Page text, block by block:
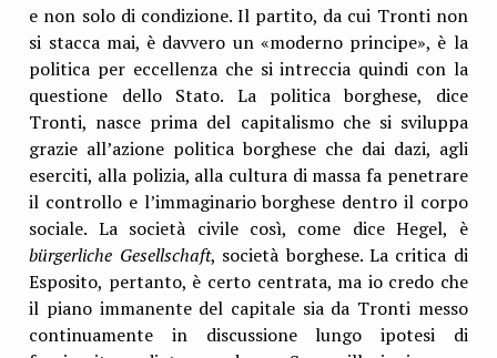
e non solo di condizione. Il partito, da cui Tronti non
si stacca mai, è davvero un «moderno principe», è la
politica per eccellenza che si intreccia quindi con la
questione dello Stato. La politica borghese, dice
Tronti, nasce prima del capitalismo che si sviluppa
grazie all’azione politica borghese che dai dazi, agli
eserciti, alla polizia, alla cultura di massa fa penetrare
il controllo e l’immaginario borghese dentro il corpo
sociale. La società civile così, come dice Hegel, è
bürgerliche Gesellschaft, società borghese. La critica di
Esposito, pertanto, è certo centrata, ma io credo che
il piano immanente del capitale sia da Tronti messo
continuamente in discussione lungo ipotesi di